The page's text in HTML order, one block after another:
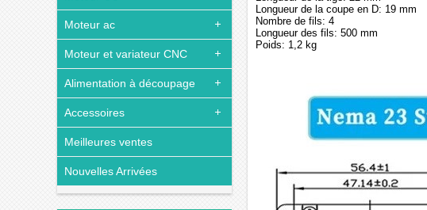
Moteur ac
Moteur et variateur CNC
Alimentation à découpage
Accessoires
Meilleures ventes
Nouvelles Arrivées
Longueur de la coupe en D: 19 mm
Nombre de fils: 4
Longueur des fils: 500 mm
Poids: 1,2 kg